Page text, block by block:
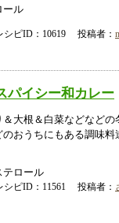
ール
ピID：10619 投稿者：
パイシー和カレー
大根＆白菜などなどの
おうちにもある調味料
テロール
ピID：11561 投稿者：